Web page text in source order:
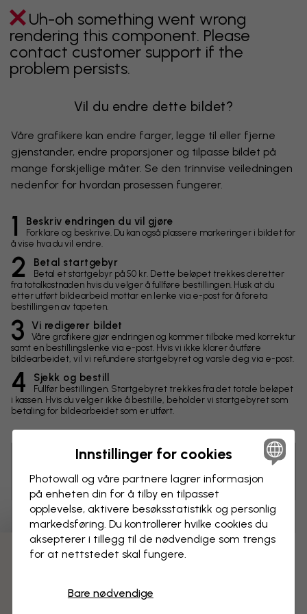
Uh-oh something went wrong
rendering this component. Please
contact customer support if the
problem persists.
Vil du endre dette bildet?
Våre grafikere kan endre farger, legge til eller fjerne
gjenstander, endre proporsjoner og tilpasse bildet på
mange forskjellige måter. Se den trinnvise veiledningen
nedenfor for hvordan prosessen fungerer.
1 Beskriv endringen du vil gjøre
Forklare og beskrive. Du kan også plassere markeringer i bildet for
å vise hva du vil endre.
2 Betal startgebyr
Betal et startgebyr på 50 kr. Dette beløpet trekkes deretter
fra totalkostnaden hvis du velger å fullføre bestillingen. Husk at du
etter utført bildearbeid mottar en lenke via e-post for å foreta
bestillingen av tapeten.
3 Vi redigerer bildet
Våre grafikere gjør endringen og kommer tilbake med korrektur
samt en bestillingslenke via e-post. Hvis vi ikke klarer å utføre
bildearbeidet, vil vi refundere startgebyret og varsle deg via e-post.
4 Sjekk og bestill
Fullfør bestillingen. Startgebyret trekkes fra det totale beløpet
i kassen. Hvis du velger ikke å bestille, beholder vi startgebyret som
betaling for bildearbeidet som er utført.
Endringer
Mål
Tips! Du kan klikke på bildet for å lage en markering og
skrive en kommentar.
Innstillinger for cookies
Photowall og våre partnere lagrer informasjon
på enheten din for å tilby en tilpasset
opplevelse, aktivere besøks­statistikk og personlig
markedsføring. Du kontrollerer hvilke cookies du
aksepterer i tillegg til de nødvendige som trengs
for at nettstedet skal fungere.
Bare nødvendige